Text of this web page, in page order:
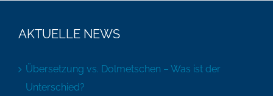
AKTUELLE NEWS
Übersetzung vs. Dolmetschen – Was ist der
Unterschied?